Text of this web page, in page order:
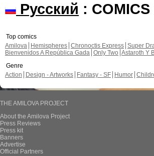
Русский :
Top comics
Amilova
Hemispheres Chronoctis Express Super
Bienvenidos A República Gada Only Two Astaroth Y
Genre
Action
Design - Artworks Fantasy - SF Humor
THE AMILOVA PROJECT
About the Amilova Project
Press Reviews
Press kit
Banners
Advertise
Official Partners